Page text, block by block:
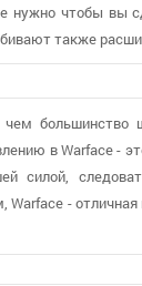
нужно чтобы вы
также
чем
в Warface -
силой,
Warface -